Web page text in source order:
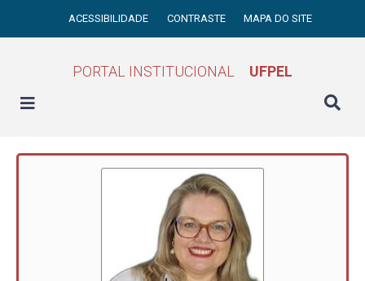
ACESSIBILIDADE CONTRASTE MAPA DO SITE
PORTAL INSTITUCIONAL UFPEL